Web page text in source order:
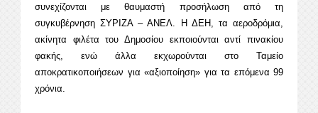
συνεχίζονται με θαυμαστή προσήλωση από τη
συγκυβέρνηση ΣΥΡΙΖΑ – ΑΝΕΛ. Η ΔΕΗ, τα αεροδρόμια,
ακίνητα φιλέτα του Δημοσίου εκποιούνται αντί πινακίου
φακής, ενώ άλλα εκχωρούνται στο Ταμείο
αποκρατικοποιήσεων για «αξιοποίηση» για τα επόμενα 99
χρόνια.